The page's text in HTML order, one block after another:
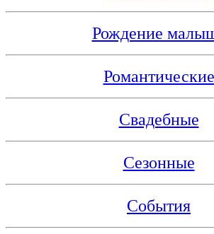
Рождение
Романтические
Свадебные
Сезонные
События